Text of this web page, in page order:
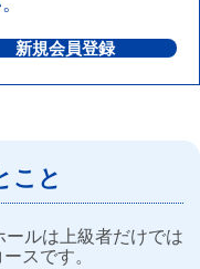
新規会員登録
こと
ルは上級者だけでは
スです。